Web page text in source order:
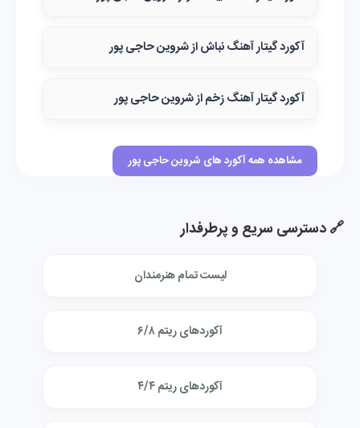
آکورد گیتار آهنگ نباش از شروین حاجی پور
آکورد گیتار آهنگ زخم از شروین حاجی پور
مشاهده همه آکورد های شروین حاجی پور
🔗 دسترسی سریع و پرطرفدار
لیست تمام هنرمندان
آکوردهای ریتم ۶/۸
آکوردهای ریتم ۴/۴